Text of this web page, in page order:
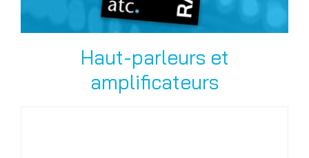
Haut-parleurs et
amplificateurs